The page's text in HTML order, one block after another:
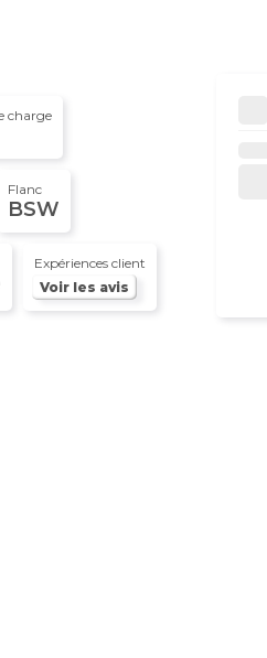
charge
Flanc
BSW
Expériences client
Voir les avis